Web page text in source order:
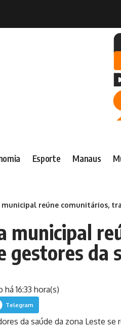
Esporte Manaus
municipal reúne comunitários,
municipal
gestores da
há 16:33 hora(s)
Telegram
da saúde da zona Leste se